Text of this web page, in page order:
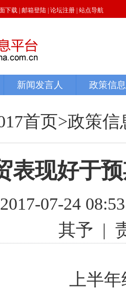
首页>政策信
表现好于
07-24
其予 |
上半